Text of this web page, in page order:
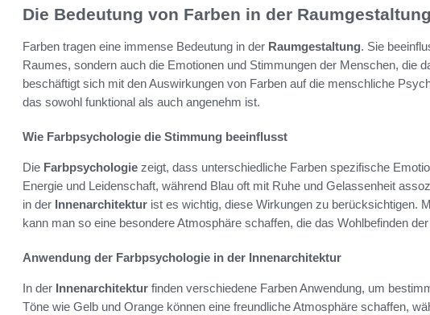
Die Bedeutung von Farben in der Raumgestaltung
Farben tragen eine immense Bedeutung in der Raumgestaltung. Sie
Raumes, sondern auch die Emotionen und Stimmungen der Menschen, die
beschäftigt sich mit den Auswirkungen von Farben auf die menschliche
das sowohl funktional als auch angenehm ist.
Wie Farbpsychologie die Stimmung beeinflusst
Die Farbpsychologie zeigt, dass unterschiedliche Farben spezifische
Energie und Leidenschaft, während Blau oft mit Ruhe und Gelassenheit
in der Innenarchitektur ist es wichtig, diese Wirkungen zu berücksichtigen.
kann man so eine besondere Atmosphäre schaffen, die das Wohlbefinden
Anwendung der Farbpsychologie in der Innenarchitektur
In der Innenarchitektur finden verschiedene Farben Anwendung, um
Töne wie Gelb und Orange können eine freundliche Atmosphäre schaffen,